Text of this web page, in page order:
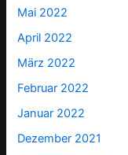
Mai 2022
April 2022
März 2022
Februar 2022
Januar 2022
Dezember 2021